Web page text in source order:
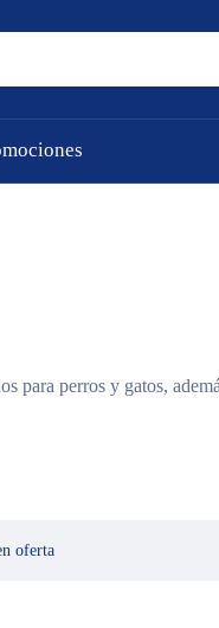
para perros y gatos,
oferta